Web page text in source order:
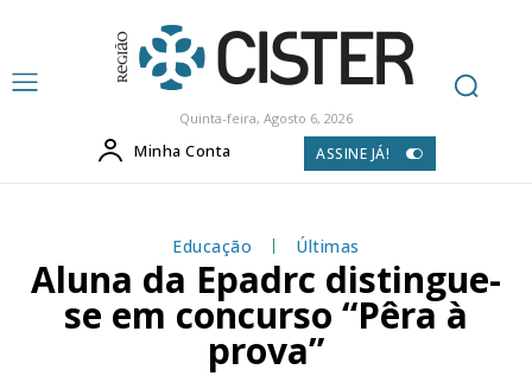
Quinta-feira, Agosto 6, 2026
Minha Conta ASSINE JÁ!
Educação Últimas
Aluna da Epadrc distingue-
se em concurso “Pêra à
prova”